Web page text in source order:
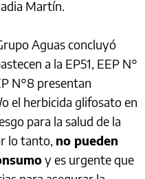
Martín.
Aguas concluyó
a la EP51, EEP N°
N°8 presentan
el herbicida glifosato en
para la salud de la
lo tanto, no pueden
y es urgente que